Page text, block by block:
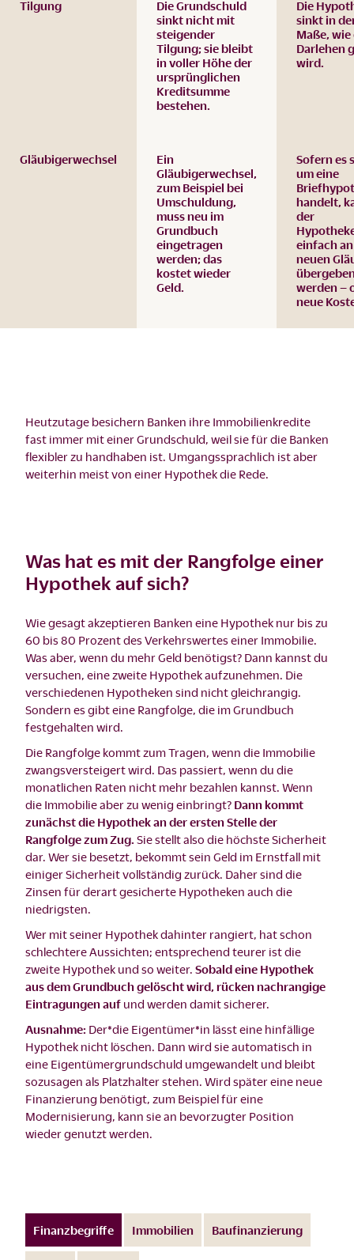
Tilgung
Die Grundschuld
sinkt nicht mit
steigender
Tilgung; sie bleibt
in voller Höhe der
ursprünglichen
Kreditsumme
bestehen.
Die
sinkt in
Maße, wie
Darlehen
wird.
Gläubigerwechsel
Ein
Gläubigerwechsel,
zum Beispiel bei
Umschuldung,
muss neu im
Grundbuch
eingetragen
werden; das
kostet wieder
Geld.
Sofern es
um eine
handelt,
der
einfach
neuen
werden –
neue
Heutzutage besichern Banken ihre Immobilienkredite
fast immer mit einer Grundschuld, weil sie für die Banken
flexibler zu handhaben ist. Umgangssprachlich ist aber
weiterhin meist von einer Hypothek die Rede.
Was hat es mit der Rangfolge einer
Hypothek auf sich?
Wie gesagt akzeptieren Banken eine Hypothek nur bis zu
60 bis 80 Prozent des Verkehrswertes einer Immobilie.
Was aber, wenn du mehr Geld benötigst? Dann kannst du
versuchen, eine zweite Hypothek aufzunehmen. Die
verschiedenen Hypotheken sind nicht gleichrangig.
Sondern es gibt eine Rangfolge, die im Grundbuch
festgehalten wird.
Die Rangfolge kommt zum Tragen, wenn die Immobilie
zwangsversteigert wird. Das passiert, wenn du die
monatlichen Raten nicht mehr bezahlen kannst. Wenn
die Immobilie aber zu wenig einbringt? Dann kommt
zunächst die Hypothek an der ersten Stelle der
Rangfolge zum Zug. Sie stellt also die höchste Sicherheit
dar. Wer sie besetzt, bekommt sein Geld im Ernstfall mit
einiger Sicherheit vollständig zurück. Daher sind die
Zinsen für derart gesicherte Hypotheken auch die
niedrigsten.
Wer mit seiner Hypothek dahinter rangiert, hat schon
schlechtere Aussichten; entsprechend teurer ist die
zweite Hypothek und so weiter. Sobald eine Hypothek
aus dem Grundbuch gelöscht wird, rücken nachrangige
Eintragungen auf und werden damit sicherer.
Ausnahme: Der*die Eigentümer*in lässt eine hinfällige
Hypothek nicht löschen. Dann wird sie automatisch in
eine Eigentümergrundschuld umgewandelt und bleibt
sozusagen als Platzhalter stehen. Wird später eine neue
Finanzierung benötigt, zum Beispiel für eine
Modernisierung, kann sie an bevorzugter Position
wieder genutzt werden.
Finanzbegriffe Immobilien Baufinanzierung